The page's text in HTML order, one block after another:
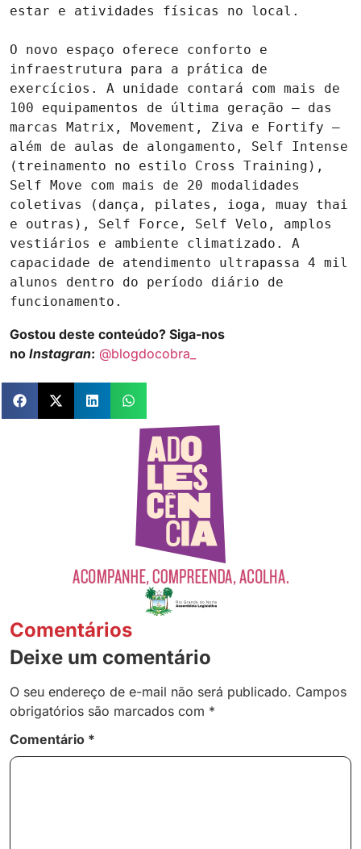
estar e atividades físicas no local.
O novo espaço oferece conforto e
infraestrutura para a prática de
exercícios. A unidade contará com mais de
100 equipamentos de última geração – das
marcas Matrix, Movement, Ziva e Fortify –
além de aulas de alongamento, Self Intense
(treinamento no estilo Cross Training),
Self Move com mais de 20 modalidades
coletivas (dança, pilates, ioga, muay thai
e outras), Self Force, Self Velo, amplos
vestiários e ambiente climatizado. A
capacidade de atendimento ultrapassa 4 mil
alunos dentro do período diário de
funcionamento.
Gostou deste conteúdo? Siga-nos
no Instagran: @blogdocobra_
Comentários
Deixe um comentário
O seu endereço de e-mail não será publicado. Campos
obrigatórios são marcados com *
Comentário *